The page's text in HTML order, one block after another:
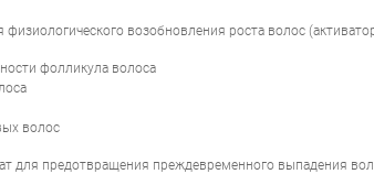
возобновления роста волос
фолликула волоса
волос
для предотвращения преждевременного выпадения